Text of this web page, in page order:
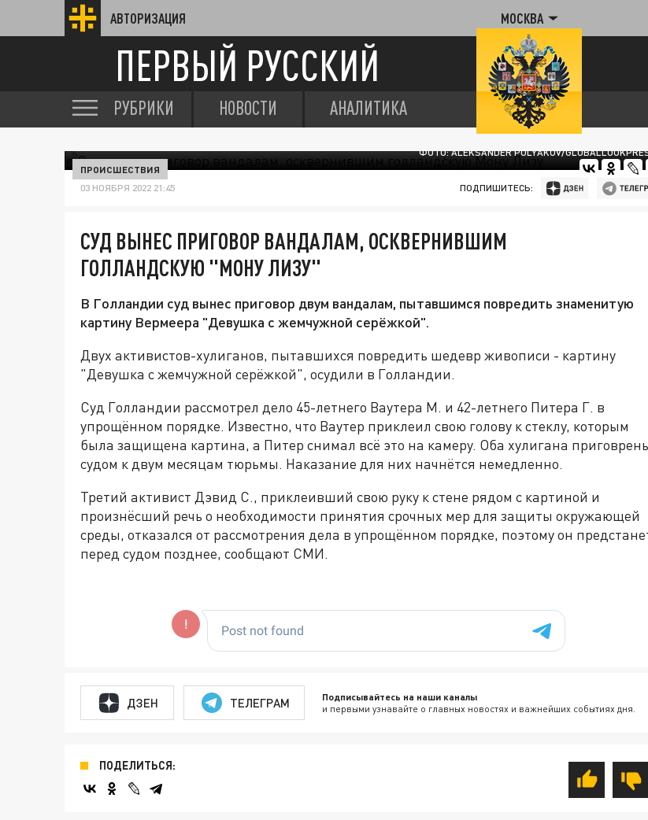
АВТОРИЗАЦИЯ МОСКВА
ПЕРВЫЙ РУССКИЙ
РУБРИКИ НОВОСТИ АНАЛИТИКА
ФОТО: ALEKSANDER POLYAKOV/
ПРОИСШЕСТВИЯ
03 НОЯБРЯ 2022 21:45 ПОДПИШИТЕСЬ:
СУД ВЫНЕС ПРИГОВОР ВАНДАЛАМ, ОСКВЕРНИВШИМ
ГОЛЛАНДСКУЮ "МОНУ ЛИЗУ"
В Голландии суд вынес приговор двум вандалам, пытавшимся повредить знаменитую
картину Вермеера "Девушка с жемчужной серёжкой".
Двух активистов-хулиганов, пытавшихся повредить шедевр живописи - картину
"Девушка с жемчужной серёжкой", осудили в Голландии.
Суд Голландии рассмотрел дело 45-летнего Ваутера М. и 42-летнего Питера Г. в
упрощённом порядке. Известно, что Ваутер приклеил свою голову к стеклу, которым
была защищена картина, а Питер снимал всё это на камеру. Оба хулигана
судом к двум месяцам тюрьмы. Наказание для них начнётся немедленно.
Третий активист Дэвид С., приклеивший свою руку к стене рядом с картиной и
произнёсший речь о необходимости принятия срочных мер для защиты окружающей
среды, отказался от рассмотрения дела в упрощённом порядке, поэтому он
перед судом позднее, сообщают СМИ.
ДЗЕН ТЕЛЕГРАМ Подписывайтесь на наши каналы
и первыми узнавайте о главных новостях и важнейших событиях дня.
ПОДЕЛИТЬСЯ: